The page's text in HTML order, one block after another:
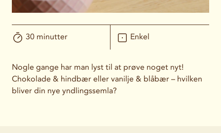
30 minutter Enkel
Nogle gange har man lyst til at prøve noget nyt!
Chokolade & hindbær eller vanilje & blåbær – hvilken
bliver din nye yndlingssemla?